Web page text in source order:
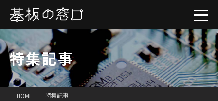
特集記事
HOME
特集記事